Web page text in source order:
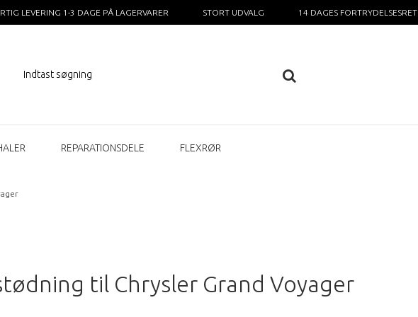
LEVERING 1-3 DAGE PÅ LAGERVARER STORT UDVALG 14 DAGES FORTRYDELSESRET
REPARATIONSDELE FLEXRØR
til Chrysler Grand Voyager